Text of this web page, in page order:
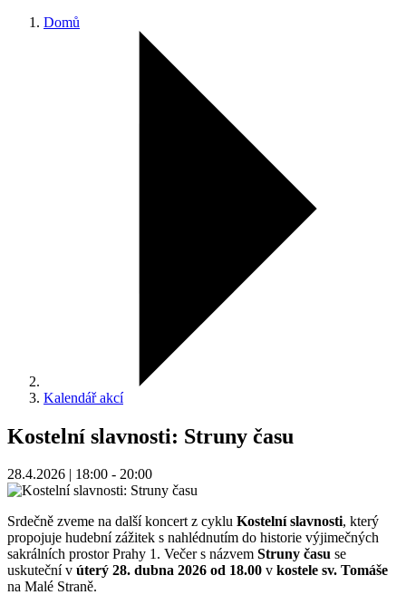
Domů
Kalendář akcí
Kostelní slavnosti: Struny času
28.4.2026 | 18:00 - 20:00
Srdečně zveme na další koncert z cyklu Kostelní slavnosti, který
propojuje hudební zážitek s nahlédnutím do historie výjimečných
sakrálních prostor Prahy 1. Večer s názvem Struny času se
uskuteční v úterý 28. dubna 2026 od 18.00 v kostele sv. Tomáše
na Malé Straně.